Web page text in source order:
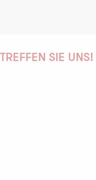
TREFFEN SIE UNS!